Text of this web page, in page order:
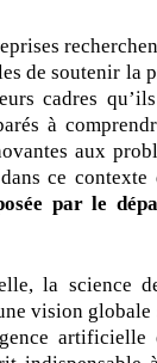
Formations
Stages
Diplômes
des œuvres
et
de soutenir la
cadres
à
aux
ce contexte
par le
la science
vision globale
artificielle